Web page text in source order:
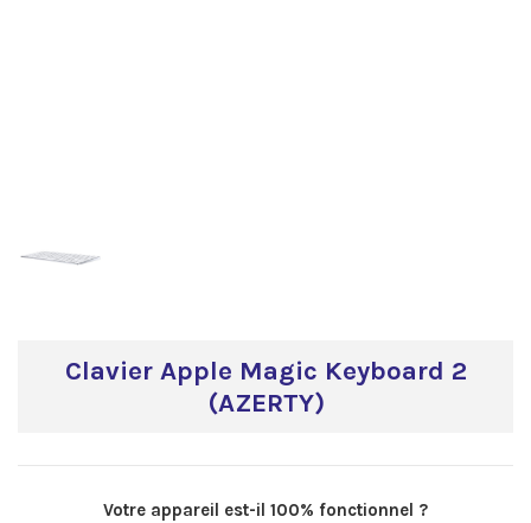
Clavier Apple Magic Keyboard 2
(AZERTY)
Votre appareil est-il 100% fonctionnel ?